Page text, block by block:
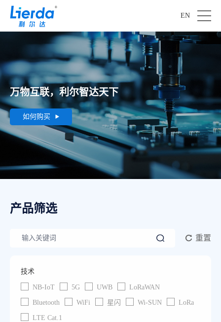
EN
万物互联，利尔智达天下
如何购买
产品筛选
重置
技术
NB-IoT 5G UWB LoRaWAN
Bluetooth WiFi 星闪 Wi-SUN LoRa
LTE Cat.1